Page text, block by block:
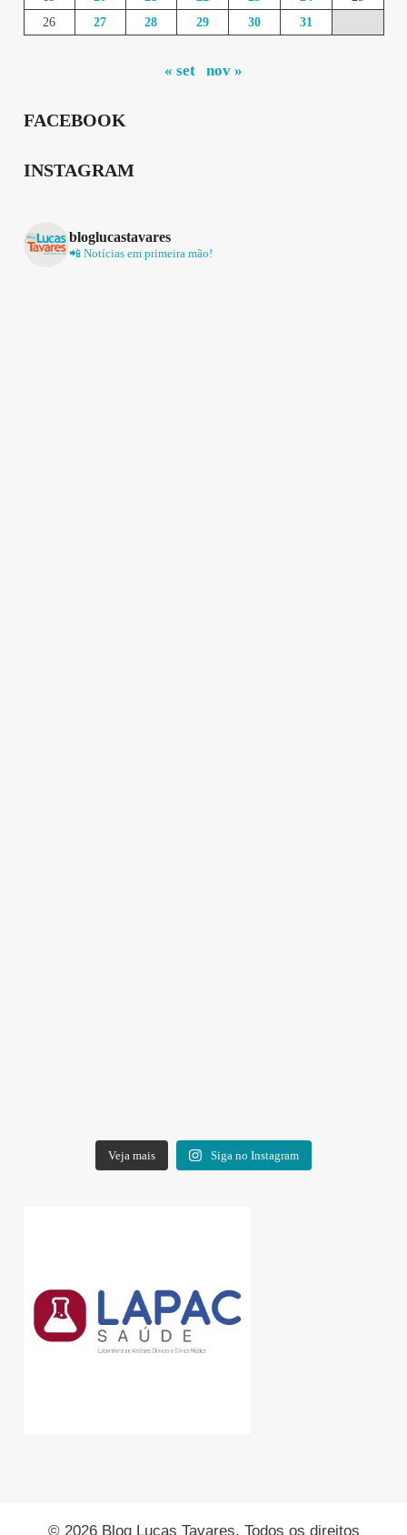
26
27 28 29 30 31
« set nov »
FACEBOOK
INSTAGRAM
bloglucastavares
📲 Notícias em primeira mão!
Veja mais Siga no Instagram
© 2026 Blog Lucas Tavares. Todos os direitos